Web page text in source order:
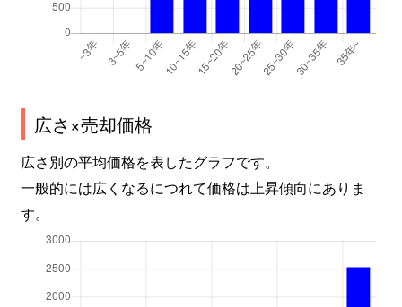
広さ×売却価格
広さ別の平均価格を表したグラフです。
一般的には広くなるにつれて価格は上昇傾向にありま
す。